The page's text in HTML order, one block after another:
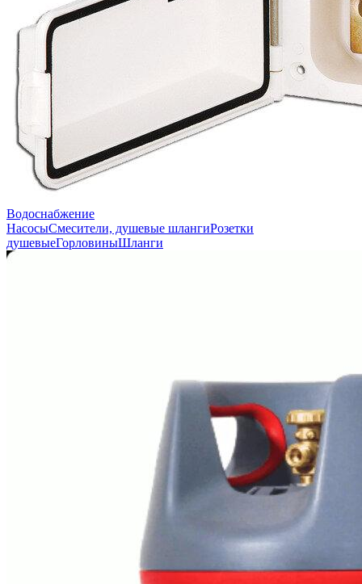
Водоснабжение
НасосыСмесители, душевые шлангиРозетки
душевыеГорловиныШланги